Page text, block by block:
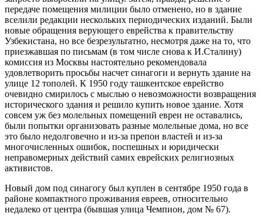
передаче помещения милиции было отменено, но в здание
вселили редакции нескольких периодических изданий. Были
новые обращения верующего еврейства к правительству
Узбекистана, но все безрезультатно, несмотря даже на то, что
приезжавшая по письмам (в том числе снова к И.Сталину)
комиссия из Москвы настоятельно рекомендовала
удовлетворить просьбы насчет синагоги и вернуть здание на
улице 12 тополей. К 1950 году ташкентское еврейство
очевидно смирилось с мыслью о невозможности возвращения
исторического здания и решило купить новое здание. Хотя
совсем уж без молельных помещений евреи не оставались,
были попытки организовать разные молельные дома, но все
это было недолговечно и из-за препон властей и из-за
многочисленных ошибок, поспешных и юридически
неправомерных действий самих еврейских религиозных
активистов.
Новый дом под синагогу был куплен в сентябре 1950 года в
районе компактного проживания евреев, относительно
недалеко от центра (бывшая улица Чемпион, дом № 67).